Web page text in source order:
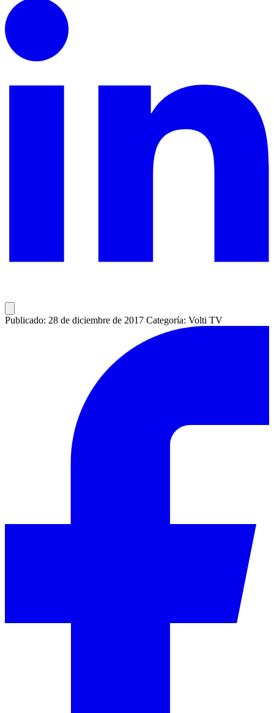
Publicado: 28 de diciembre de 2017 Categoría: Volti TV